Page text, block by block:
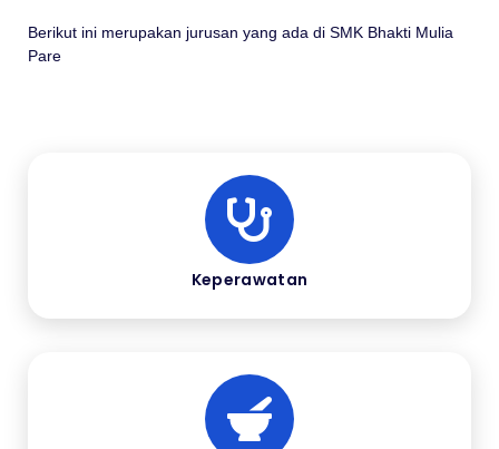
Berikut ini merupakan jurusan yang ada di SMK Bhakti Mulia
Pare
Keperawatan